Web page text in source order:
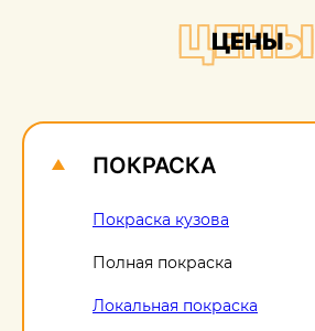
ЦЕНЫ
ЦЕНЫ
ПОКРАСКА
Покраска кузова
Полная покраска
Локальная покраска